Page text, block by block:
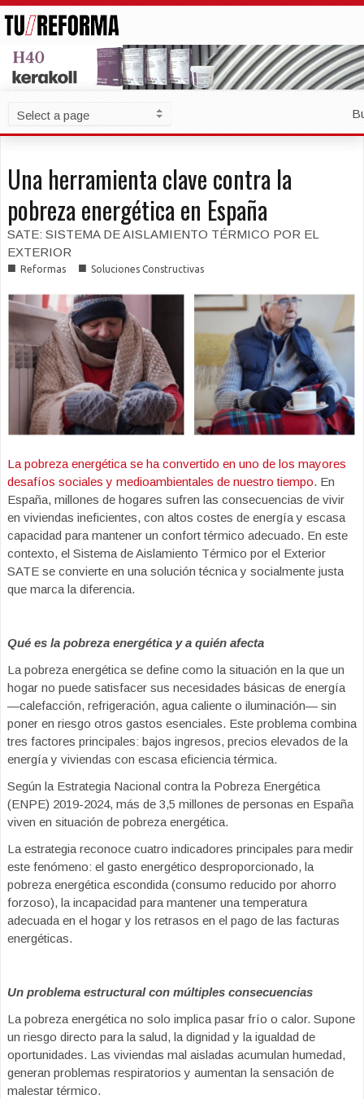
Una herramienta clave contra la
pobreza energética en España
SATE: SISTEMA DE AISLAMIENTO TÉRMICO POR EL
EXTERIOR
■ Reformas ■ Soluciones Constructivas
La pobreza energética se ha convertido en uno de los mayores
desafíos sociales y medioambientales de nuestro tiempo. En
España, millones de hogares sufren las consecuencias de vivir
en viviendas ineficientes, con altos costes de energía y escasa
capacidad para mantener un confort térmico adecuado. En este
contexto, el Sistema de Aislamiento Térmico por el Exterior
SATE se convierte en una solución técnica y socialmente justa
que marca la diferencia.
Qué es la pobreza energética y a quién afecta
La pobreza energética se define como la situación en la que un
hogar no puede satisfacer sus necesidades básicas de energía
—calefacción, refrigeración, agua caliente o iluminación— sin
poner en riesgo otros gastos esenciales. Este problema combina
tres factores principales: bajos ingresos, precios elevados de la
energía y viviendas con escasa eficiencia térmica.
Según la Estrategia Nacional contra la Pobreza Energética
(ENPE) 2019-2024, más de 3,5 millones de personas en España
viven en situación de pobreza energética.
La estrategia reconoce cuatro indicadores principales para medir
este fenómeno: el gasto energético desproporcionado, la
pobreza energética escondida (consumo reducido por ahorro
forzoso), la incapacidad para mantener una temperatura
adecuada en el hogar y los retrasos en el pago de las facturas
energéticas.
Un problema estructural con múltiples consecuencias
La pobreza energética no solo implica pasar frío o calor. Supone
un riesgo directo para la salud, la dignidad y la igualdad de
oportunidades. Las viviendas mal aisladas acumulan humedad,
generan problemas respiratorios y aumentan la sensación de
malestar térmico.